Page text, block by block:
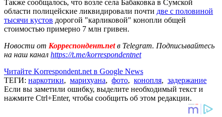
Также сообщалось, что возле села Бабаковка в Сумской
области полицейские ликвидировали почти две с половиной
тысячи кустов дорогой "карликовой" конопли общей
стоимостью примерно 7 млн гривен.
Новости от Корреспондент.netв Telegram. Подписывайтесь
на наш канал https://t.me/korrespondentnet
Читайте Korrespondent.net в Google News
ТЕГИ: наркотики, марихуана, фото, конопля, задержание
Если вы заметили ошибку, выделите необходимый текст и
нажмите Ctrl+Enter, чтобы сообщить об этом редакции.